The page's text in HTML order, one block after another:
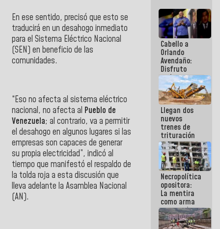
En ese sentido, precisó que esto se
traducirá en un desahogo inmediato
para el Sistema Eléctrico Nacional
(SEN) en beneficio de las
comunidades.
“Eso no afecta al sistema eléctrico
nacional, no afecta al Pueblo de
Venezuela; al contrario, va a permitir
el desahogo en algunos lugares si las
empresas son capaces de generar
su propia electricidad”, indicó al
tiempo que manifestó el respaldo de
la tolda roja a esta discusión que
lleva adelante la Asamblea Nacional
(AN).
Cabello a
Orlando
Avendaño:
Disfruto
cada vez
que escribes
porque lo
que haces
es
embarrarla
Llegan dos
nuevos
trenes de
trituración
para
optimizar
manejo de
escombros
en La Guaira
Necropolítica
opositora:
La mentira
como arma
contra el
Pueblo